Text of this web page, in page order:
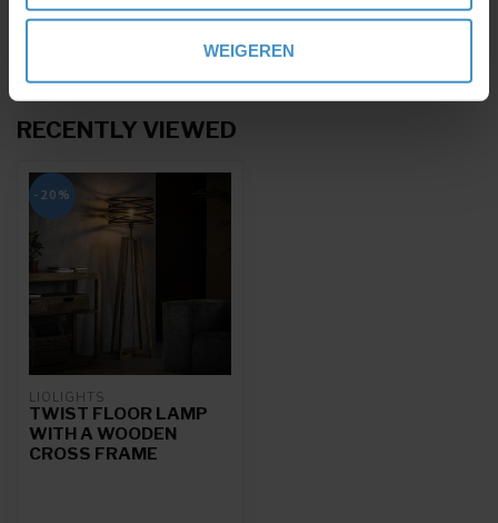
Lees meer over hoe uw persoonlijke gegevens worden
verwerkt en stel uw voorkeuren in het
intrekken in de Cookieverklaring.
personaliseren, om functies voor social media te bieden
en om ons websiteverkeer te analyseren. Ook delen we
informatie over uw gebruik van onze site met onze
partners kunnen deze gegevens combineren met andere
informatie die u aan ze heeft verstrekt of die ze hebben
WEIGEREN
Or do you need help ordering? We are happy to
RECENTLY VIEWED
-20%
LIOLIGHTS
TWIST FLOOR LAMP
WITH A WOODEN
CROSS FRAME